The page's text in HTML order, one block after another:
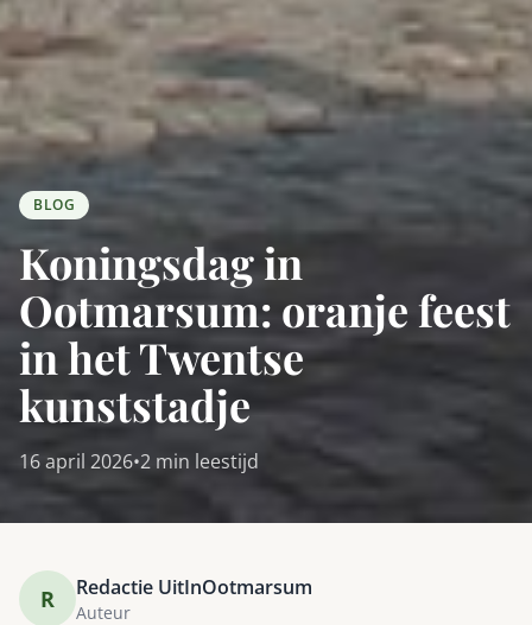
BLOG
Koningsdag in
Ootmarsum: oranje feest
in het Twentse
kunststadje
16 april 2026•2 min leestijd
R Redactie UitInOotmarsum
Auteur